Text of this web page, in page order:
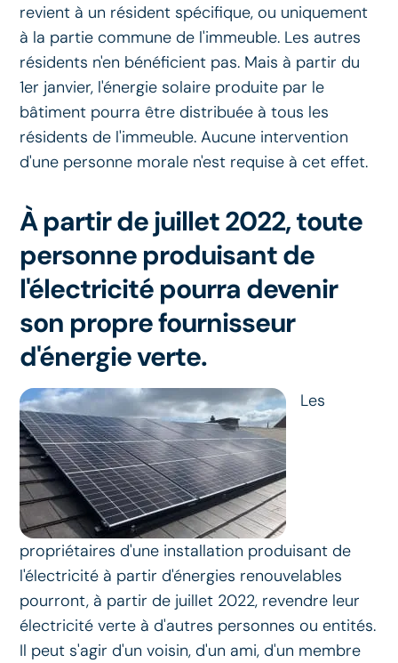
revient à un résident spécifique, ou uniquement
à la partie commune de l'immeuble. Les autres
résidents n'en bénéficient pas. Mais à partir du
1er janvier, l'énergie solaire produite par le
bâtiment pourra être distribuée à tous les
résidents de l'immeuble. Aucune intervention
d'une personne morale n'est requise à cet effet.
À partir de juillet 2022, toute
personne produisant de
l'électricité pourra devenir
son propre fournisseur
d'énergie verte.
Les
propriétaires d'une installation produisant de
l'électricité à partir d'énergies renouvelables
pourront, à partir de juillet 2022, revendre leur
électricité verte à d'autres personnes ou entités.
Il peut s'agir d'un voisin, d'un ami, d'un membre